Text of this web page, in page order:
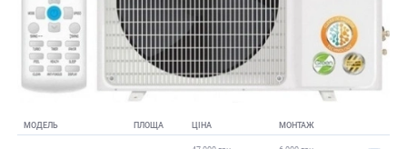
МОДЕЛЬ ПЛОЩА ЦІНА МОНТАЖ